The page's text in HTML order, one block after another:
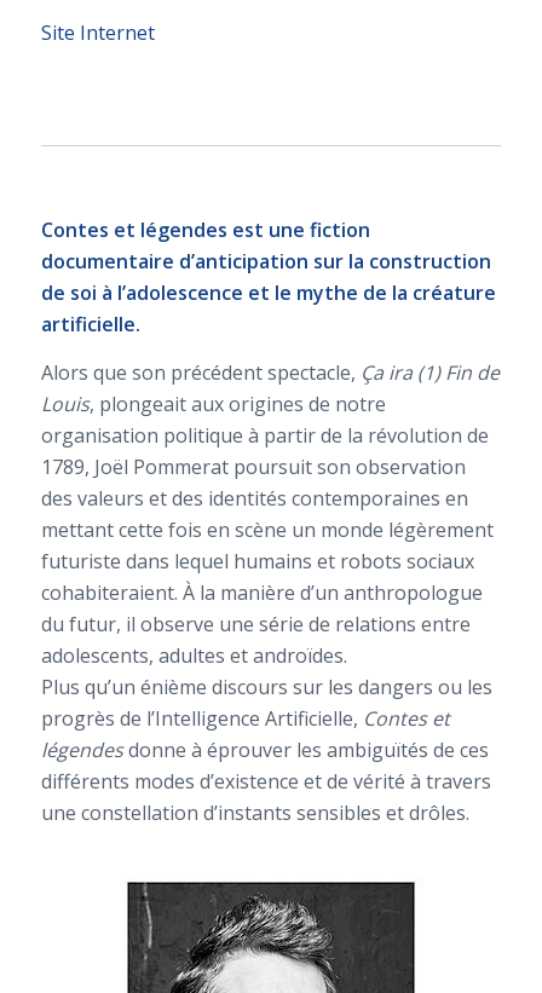
Site Internet
Contes et légendes est une fiction
documentaire d’anticipation sur la construction
de soi à l’adolescence et le mythe de la créature
artificielle.
Alors que son précédent spectacle, Ça ira (1) Fin de
Louis, plongeait aux origines de notre
organisation politique à partir de la révolution de
1789, Joël Pommerat poursuit son observation
des valeurs et des identités contemporaines en
mettant cette fois en scène un monde légèrement
futuriste dans lequel humains et robots sociaux
cohabiteraient. À la manière d’un anthropologue
du futur, il observe une série de relations entre
adolescents, adultes et androïdes.
Plus qu’un énième discours sur les dangers ou les
progrès de l’Intelligence Artificielle, Contes et
légendesdonne à éprouver les ambiguïtés de ces
différents modes d’existence et de vérité à travers
une constellation d’instants sensibles et drôles.